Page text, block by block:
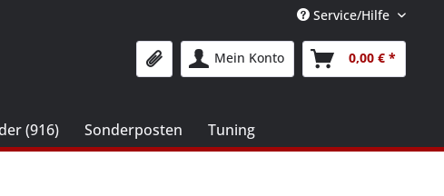
Service/Hilfe
Mein Konto 0,00 € *
(916) Sonderposten Tuning